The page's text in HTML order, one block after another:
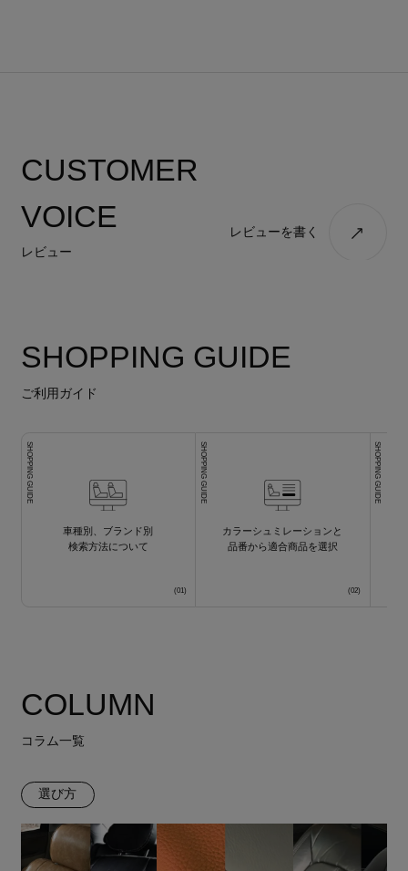
CUSTOMER
VOICE
レビュー
レビューを書く
SHOPPING GUIDE
ご利用ガイド
SHOPPING GUIDE
車種別、ブランド別
検索方法について
SHOPPING GUIDE
カラーシュミレーションと
品番から適合商品を選択
SHOPPING GUIDE
COLUMN
コラム一覧
選び方